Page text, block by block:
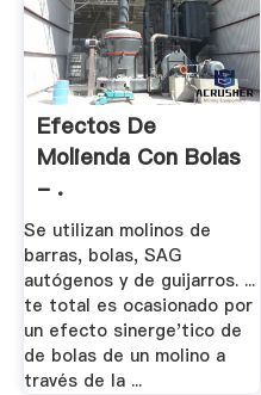
Efectos De
Molienda Con Bolas
- .
Se utilizan molinos de
barras, bolas, SAG
autógenos y de guijarros. ...
te total es ocasionado por
un efecto sinerge'tico de
de bolas de un molino a
través de la ...